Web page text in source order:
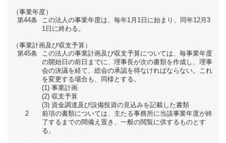
（事業年度）
第44条
この法人の事業年度は、毎年1月1日に始まり、同年12月3
1日に終わる。
（事業計画及び収支予算）
第45条
この法人の事業計画及び収支予算については、毎事業年度
の開始日の前日までに、理事長が次の書類を作成し、理事
会の決議を経て、総会の承認を得なければならない。これ
を変更する場合も、同様とする。
事業計画
収支予算
資金調達及び設備投資の見込みを記載した書類
2
前項の書類については、主たる事務所に当該事業年度が終
了するまでの間備え置き、一般の閲覧に供するものとす
る。